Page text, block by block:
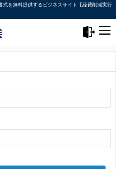
を無料提供するビジネスサイト【経費削減実行